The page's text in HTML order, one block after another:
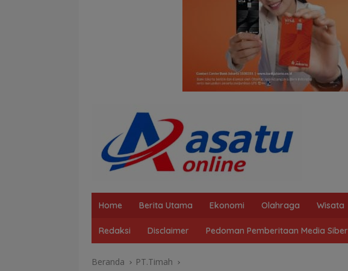
Home Berita Utama Ekonomi Olahraga Wisata
Redaksi Disclaimer Pedoman Pemberitaan Media Siber
Beranda PT.Timah